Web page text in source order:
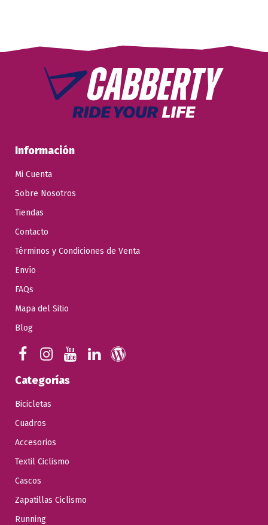
Información
Mi Cuenta
Sobre Nosotros
Tiendas
Contacto
Términos y Condiciones de Venta
Envío
FAQs
Mapa del Sitio
Blog
Categorías
Bicicletas
Cuadros
Accesorios
Textil Ciclismo
Cascos
Zapatillas Ciclismo
Running